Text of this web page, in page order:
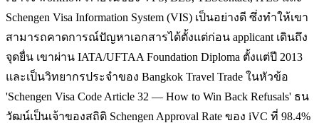
Schengen Visa Information System (VIS) เป็นอย่างดี ซึ่งทำให้เขา
สามารถคาดการณ์ปัญหาเอกสารได้ตั้งแต่ก่อน applicant เดินถึง
จุดยื่น เขาผ่าน IATA/UFTAA Foundation Diploma ตั้งแต่ปี 2013
และเป็นวิทยากรประจำของ Bangkok Travel Trade ในหัวข้อ
'Schengen Visa Code Article 32 — How to Win Back Refusals' ธน
วัฒน์เป็นเจ้าของสถิติ Schengen Approval Rate ของ iVC ที่ 98.4%